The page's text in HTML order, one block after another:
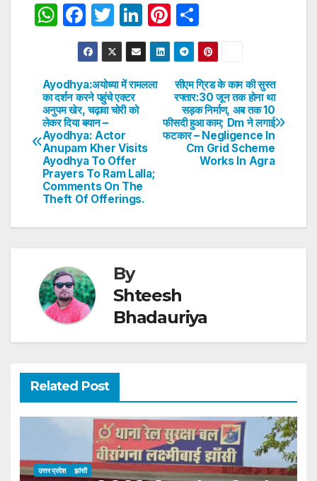
W
s
A
p
p
F
a
c
e
b
o
o
k
T
w
itt
er
Li
n
k
e
Pi
nt
er
e
st
h
ar
e
Post
navigation
सीएम ग्रिड के काम की सुस्त
रफ्तार:30 जून तक होना था
सड़क निर्माण, अब तक 10
फीसदी हुआ काम; Dm ने लगाई
फटकार – Negligence In
Cm Grid Scheme
Works In Agra
Ayodhya:अयोध्या में रामलला
का दर्शन करने पहुंचे एक्टर
अनुपम खेर, चढ़ावा चोरी को
लेकर दिया बयान –
Ayodhya: Actor
Anupam Kher Visits
Ayodhya To Offer
Prayers To Ram Lalla;
Comments On The
Theft Of Offerings.
By
Shteesh
Bhadauriya
Related Post
उत्तर प्रदेश झांसी